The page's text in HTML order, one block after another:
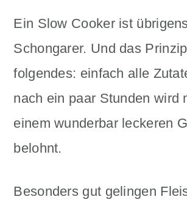
Ein Slow Cooker ist
Schongarer. Und das
folgendes: einfach alle
nach ein paar Stunden wird
einem wunderbar leckeren
belohnt.
Besonders gut gelingen